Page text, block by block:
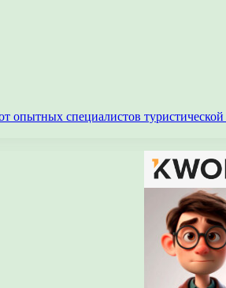
опытных специалистов